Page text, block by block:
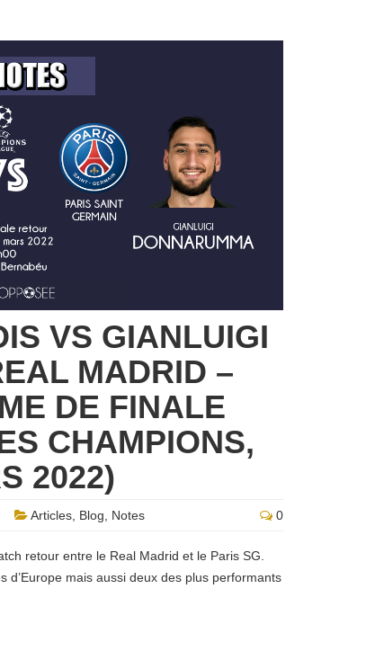
VS GIANLUIGI
MADRID –
DE FINALE
CHAMPIONS,
2022)
Articles Blog Notes 0
retour entre le Real Madrid et le Paris SG.
mais aussi deux des plus performants